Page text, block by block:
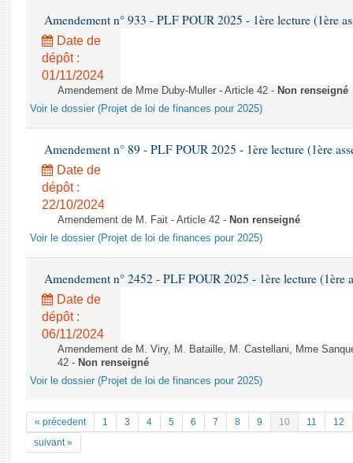
Amendement n° 933 - PLF POUR 2025 - 1ère lecture (1ère
Date de
dépôt :
01/11/2024
Amendement de Mme Duby-Muller - Article 42 - Non renseigné
Voir le dossier (Projet de loi de finances pour 2025)
Amendement n° 89 - PLF POUR 2025 - 1ère lecture (1ère
Date de
dépôt :
22/10/2024
Amendement de M. Fait - Article 42 - Non renseigné
Voir le dossier (Projet de loi de finances pour 2025)
Amendement n° 2452 - PLF POUR 2025 - 1ère lecture (1ère
Date de
dépôt :
06/11/2024
Amendement de M. Viry, M. Bataille, M. Castellani, Mme
42 - Non renseigné
Voir le dossier (Projet de loi de finances pour 2025)
« précedent 1 3 4 5 6 7 8 9 10 11
12
suivant »